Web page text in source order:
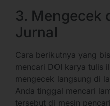
3. Mengecek
Jurnal
Cara berikutnya yang
mencari DOI karya tulis
mengecek langsung di
Anda tinggal mencari
tersebut di mesin